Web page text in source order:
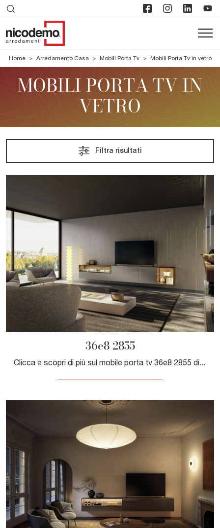
Home > Arredamento Casa > Mobili Porta Tv > Mobili Porta Tv in vetro
MOBILI PORTA TV IN
VETRO
Filtra risultati
36e8 2855